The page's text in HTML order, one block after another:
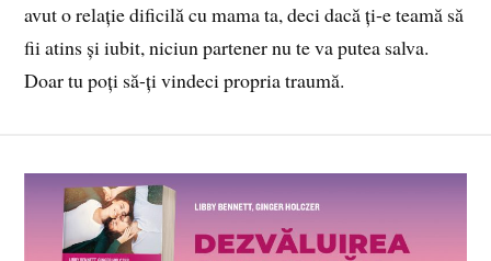
avut o relație dificilă cu mama ta, deci dacă ți-e teamă să
fii atins și iubit, niciun partener nu te va putea salva.
Doar tu poți să-ți vindeci propria traumă.